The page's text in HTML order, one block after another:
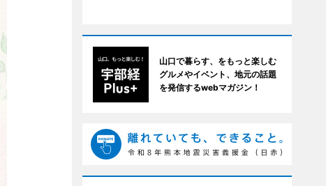
山口で暮らす、をもっと楽しむ
グルメやイベント、地元の話題
を発信するwebマガジン！